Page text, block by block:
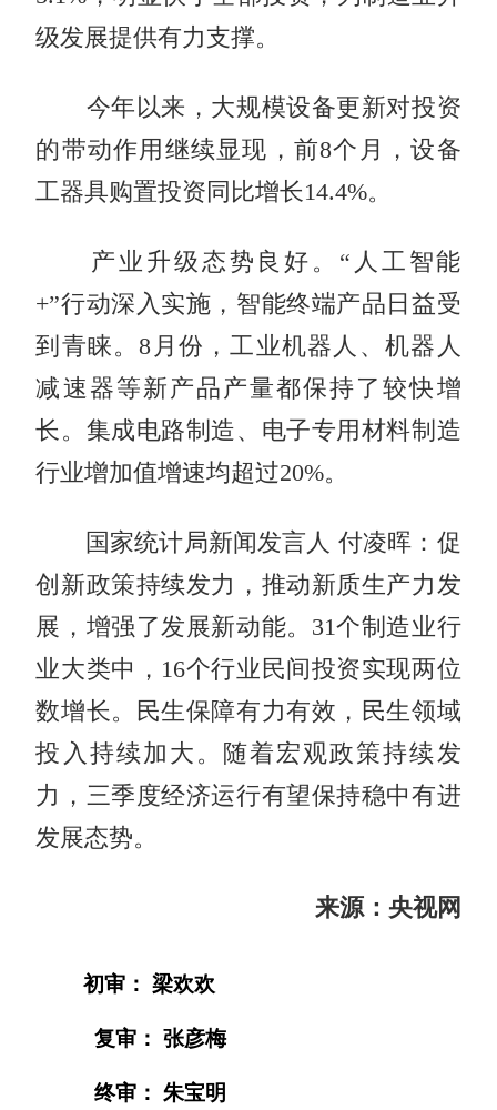
级发展提供有力支撑。
今年以来，大规模设备更新对投资
的带动作用继续显现，前8个月，设备
工器具购置投资同比增长14.4%。
产业升级态势良好。“人工智能
+”行动深入实施，智能终端产品日益受
到青睐。8月份，工业机器人、机器人
减速器等新产品产量都保持了较快增
长。集成电路制造、电子专用材料制造
行业增加值增速均超过20%。
国家统计局新闻发言人 付凌晖：促
创新政策持续发力，推动新质生产力发
展，增强了发展新动能。31个制造业行
业大类中，16个行业民间投资实现两位
数增长。民生保障有力有效，民生领域
投入持续加大。随着宏观政策持续发
力，三季度经济运行有望保持稳中有进
发展态势。
来源：央视网
初审： 梁欢欢
复审： 张彦梅
终审： 朱宝明